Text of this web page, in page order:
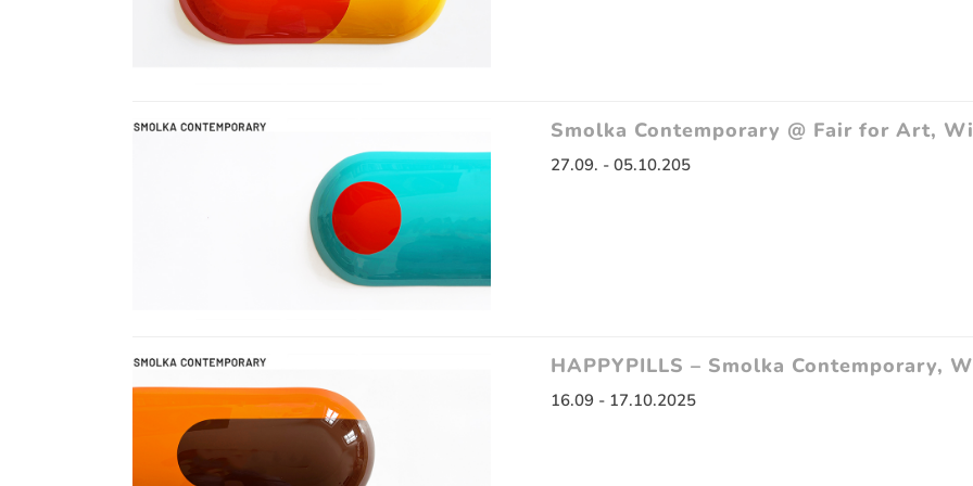
Smolka Contemporary @ Fair for Art,
27.09. - 05.10.205
HAPPYPILLS – Smolka Contemporary,
16.09 - 17.10.2025